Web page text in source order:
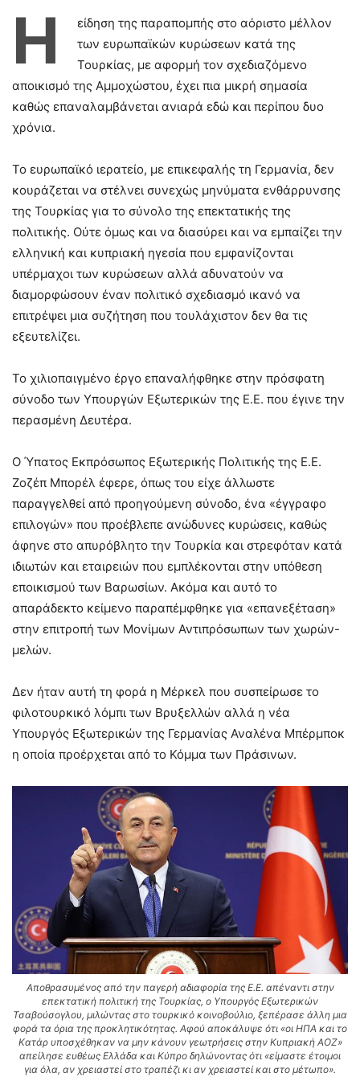
Η
είδηση της παραπομπής στο αόριστο μέλλον
των ευρωπαϊκών κυρώσεων κατά της
Τουρκίας, με αφορμή τον σχεδιαζόμενο
αποικισμό της Αμμοχώστου, έχει πια μικρή σημασία
καθώς επαναλαμβάνεται ανιαρά εδώ και περίπου δυο
χρόνια.
Το ευρωπαϊκό ιερατείο, με επικεφαλής τη Γερμανία, δεν
κουράζεται να στέλνει συνεχώς μηνύματα ενθάρρυνσης
της Τουρκίας για το σύνολο της επεκτατικής της
πολιτικής. Ούτε όμως και να διασύρει και να εμπαίζει την
ελληνική και κυπριακή ηγεσία που εμφανίζονται
υπέρμαχοι των κυρώσεων αλλά αδυνατούν να
διαμορφώσουν έναν πολιτικό σχεδιασμό ικανό να
επιτρέψει μια συζήτηση που τουλάχιστον δεν θα τις
εξευτελίζει.
Το χιλιοπαιγμένο έργο επαναλήφθηκε στην πρόσφατη
σύνοδο των Υπουργών Εξωτερικών της Ε.Ε. που έγινε την
περασμένη Δευτέρα.
Ο Ύπατος Εκπρόσωπος Εξωτερικής Πολιτικής της Ε.Ε.
Ζοζέπ Μπορέλ έφερε, όπως του είχε άλλωστε
παραγγελθεί από προηγούμενη σύνοδο, ένα «έγγραφο
επιλογών» που προέβλεπε ανώδυνες κυρώσεις, καθώς
άφηνε στο απυρόβλητο την Τουρκία και στρεφόταν κατά
ιδιωτών και εταιρειών που εμπλέκονται στην υπόθεση
εποικισμού των Βαρωσίων. Ακόμα και αυτό το
απαράδεκτο κείμενο παραπέμφθηκε για «επανεξέταση»
στην επιτροπή των Μονίμων Αντιπρόσωπων των χωρών-
μελών.
Δεν ήταν αυτή τη φορά η Μέρκελ που συσπείρωσε το
φιλοτουρκικό λόμπι των Βρυξελλών αλλά η νέα
Υπουργός Εξωτερικών της Γερμανίας Αναλένα Μπέρμποκ
η οποία προέρχεται από το Κόμμα των Πράσινων.
Αποθρασυμένος από την παγερή αδιαφορία της Ε.Ε. απέναντι στην
επεκτατική πολιτική της Τουρκίας, ο Υπουργός Εξωτερικών
Τσαβούσογλου, μιλώντας στο τουρκικό κοινοβούλιο, ξεπέρασε άλλη μια
φορά τα όρια της προκλητικότητας. Αφού αποκάλυψε ότι «οι ΗΠΑ και το
Κατάρ υποσχέθηκαν να μην κάνουν γεωτρήσεις στην Κυπριακή ΑΟΖ»
απείλησε ευθέως Ελλάδα και Κύπρο δηλώνοντας ότι «είμαστε έτοιμοι
για όλα, αν χρειαστεί στο τραπέζι κι αν χρειαστεί και στο μέτωπο».